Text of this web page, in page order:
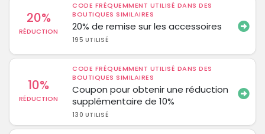
20%
RÉDUCTION
CODE FRÉQUEMMENT UTILISÉ DANS DES
BOUTIQUES SIMILAIRES
20% de remise sur les accessoires
195 UTILISÉ
10%
RÉDUCTION
CODE FRÉQUEMMENT UTILISÉ DANS DES
BOUTIQUES SIMILAIRES
Coupon pour obtenir une réduction
supplémentaire de 10%
130 UTILISÉ